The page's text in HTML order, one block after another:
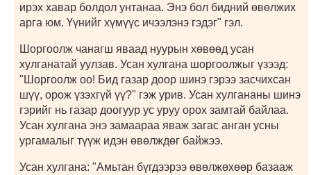
ирэх хавар болдол унтанаа. Энэ бол бидний өвөлжих
арга юм. Үүнийг хүмүүс ичээлэнэ гэдэг" гэл.
Шоргоолж чанагш яваад нуурын хөвөөд усан
хулганатай уулзав. Усан хулгана шоргоолжыг үзээд:
"Шоргоолж оо! Бид газар доор шинэ гэрээ засчихсан
шүү, орож үзэхгүй үү?" гэж урив. Усан хулгананы шинэ
гэрийг нь газар доогуур ус уруу орох замтай байлаа.
Усан хулгана энэ замаараа яваж загас анган усны
ургамалыг түүж идэн өвөлждөг байжээ.
Усан хулгана: "Амьтан бүгдээрээ өвөлжөхөөр базааж